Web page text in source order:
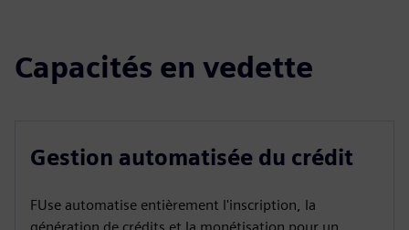
Capacités en vedette
Gestion automatisée du crédit
FUse automatise entièrement l'inscription, la